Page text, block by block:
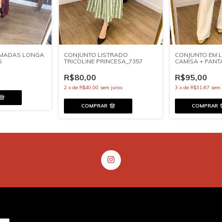
LONGA
CONJUNTO LISTRADO
TRICOLINE PRINCESA_7357
R$80,00
2 xde R$40,00 sem juros
COMPRAR
CONJUNTO EM
CAMISA +
R$95,00
3 x de R$31,67
COMPRAR